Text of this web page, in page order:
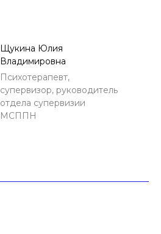
Щукина Юлия
Владимировна
Психотерапевт,
супервизор, руководитель
отдела супервизии
МСППН